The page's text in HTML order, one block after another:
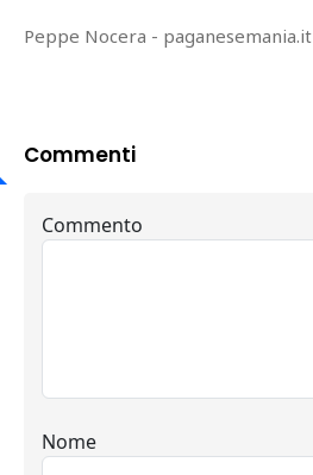
Peppe Nocera - paganesemania.it
Commenti